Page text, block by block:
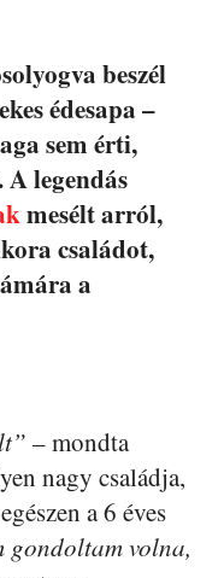
beszél
édesapa –
sem érti,
legendás
mesélt arról,
családot,
a
– mondta
nagy családja,
a 6 éves
gondoltam volna,